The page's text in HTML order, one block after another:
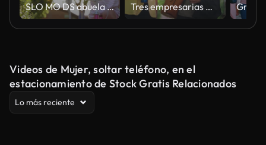
SLO MO DS abuela manteniendo el asiento de la bicicleta su nieta es aprender a montar en sol Tres empresarias multiétnicas que pasan su tiempo libre en un parque público
Videos de Mujer, soltar teléfono, en el
estacionamiento de Stock Gratis Relacionados
Lo más reciente